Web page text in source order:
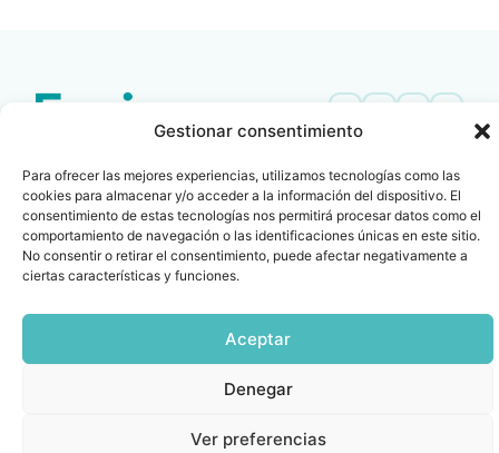
Gestionar consentimiento
Para ofrecer las mejores experiencias, utilizamos tecnologías como las
cookies para almacenar y/o acceder a la información del dispositivo. El
consentimiento de estas tecnologías nos permitirá procesar datos como el
comportamiento de navegación o las identificaciones únicas en este sitio.
No consentir o retirar el consentimiento, puede afectar negativamente a
ciertas características y funciones.
Aceptar
Denegar
Ver preferencias
info@fenin.es
C/ Villanueva, 20 - 1-
28001
915 759 800
Travesera de Gracia, 56 -
1º, 3ª 08006
932 014 655
Todos los derechos
de
privacidad
legalde
y